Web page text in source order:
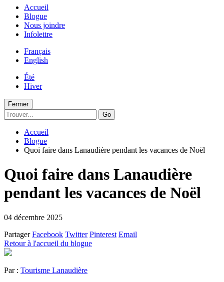
Accueil
Blogue
Nous joindre
Infolettre
Français
English
Été
Hiver
Fermer
Go
Accueil
Blogue
Quoi faire dans Lanaudière pendant les vacances de Noël
Quoi faire dans Lanaudière
pendant les vacances de Noël
04 décembre 2025
Partager Facebook Twitter Pinterest Email
Retour à l'accueil du blogue
Par : Tourisme Lanaudière